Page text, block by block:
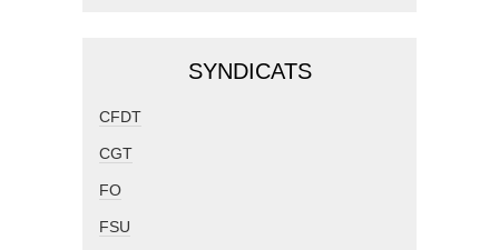
SYNDICATS
CFDT
CGT
FO
FSU